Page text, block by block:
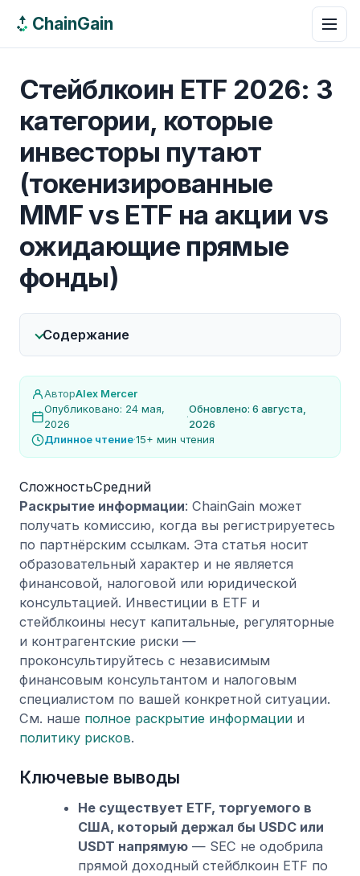
ChainGain
Стейблкоин ETF 2026: 3
категории, которые
инвесторы путают
(токенизированные
MMF vs ETF на акции vs
ожидающие прямые
фонды)
Содержание
АвторAlex Mercer
Опубликовано: 24 мая,
2026
·
Обновлено: 6 августа,
2026
Длинное чтение·15+ мин чтения
СложностьСредний
Раскрытие информации: ChainGain может
получать комиссию, когда вы регистрируетесь
по партнёрским ссылкам. Эта статья носит
образовательный характер и не является
финансовой, налоговой или юридической
консультацией. Инвестиции в ETF и
стейблкоины несут капитальные, регуляторные
и контрагентские риски —
проконсультируйтесь с независимым
финансовым консультантом и налоговым
специалистом по вашей конкретной ситуации.
См. наше полное раскрытие информации и
политику рисков.
Ключевые выводы
Не существует ETF, торгуемого в
США, который держал бы USDC или
USDT напрямую— SEC не одобрила
прямой доходный стейблкоин ETF по